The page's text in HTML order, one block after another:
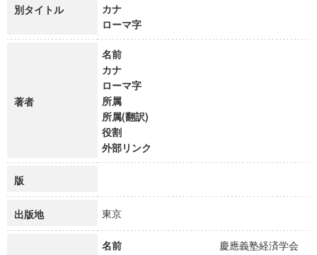
別タイトル
カナ
ローマ字
著者
名前
カナ
ローマ字
所属
所属(翻訳)
役割
外部リンク
版
出版地 東京
名前 慶應義塾経済学会